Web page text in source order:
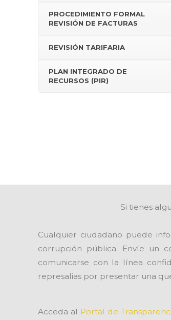
PROCEDIMIENTO FORMAL
REVISIÓN DE FACTURAS
REVISIÓN TARIFARIA
PLAN INTEGRADO DE
RECURSOS (PIR)
Si tienes
Cualquier ciudadano puede
corrupción pública. Envíe un
comunicarse con la línea
represalias por presentar una
Acceda al Portal de